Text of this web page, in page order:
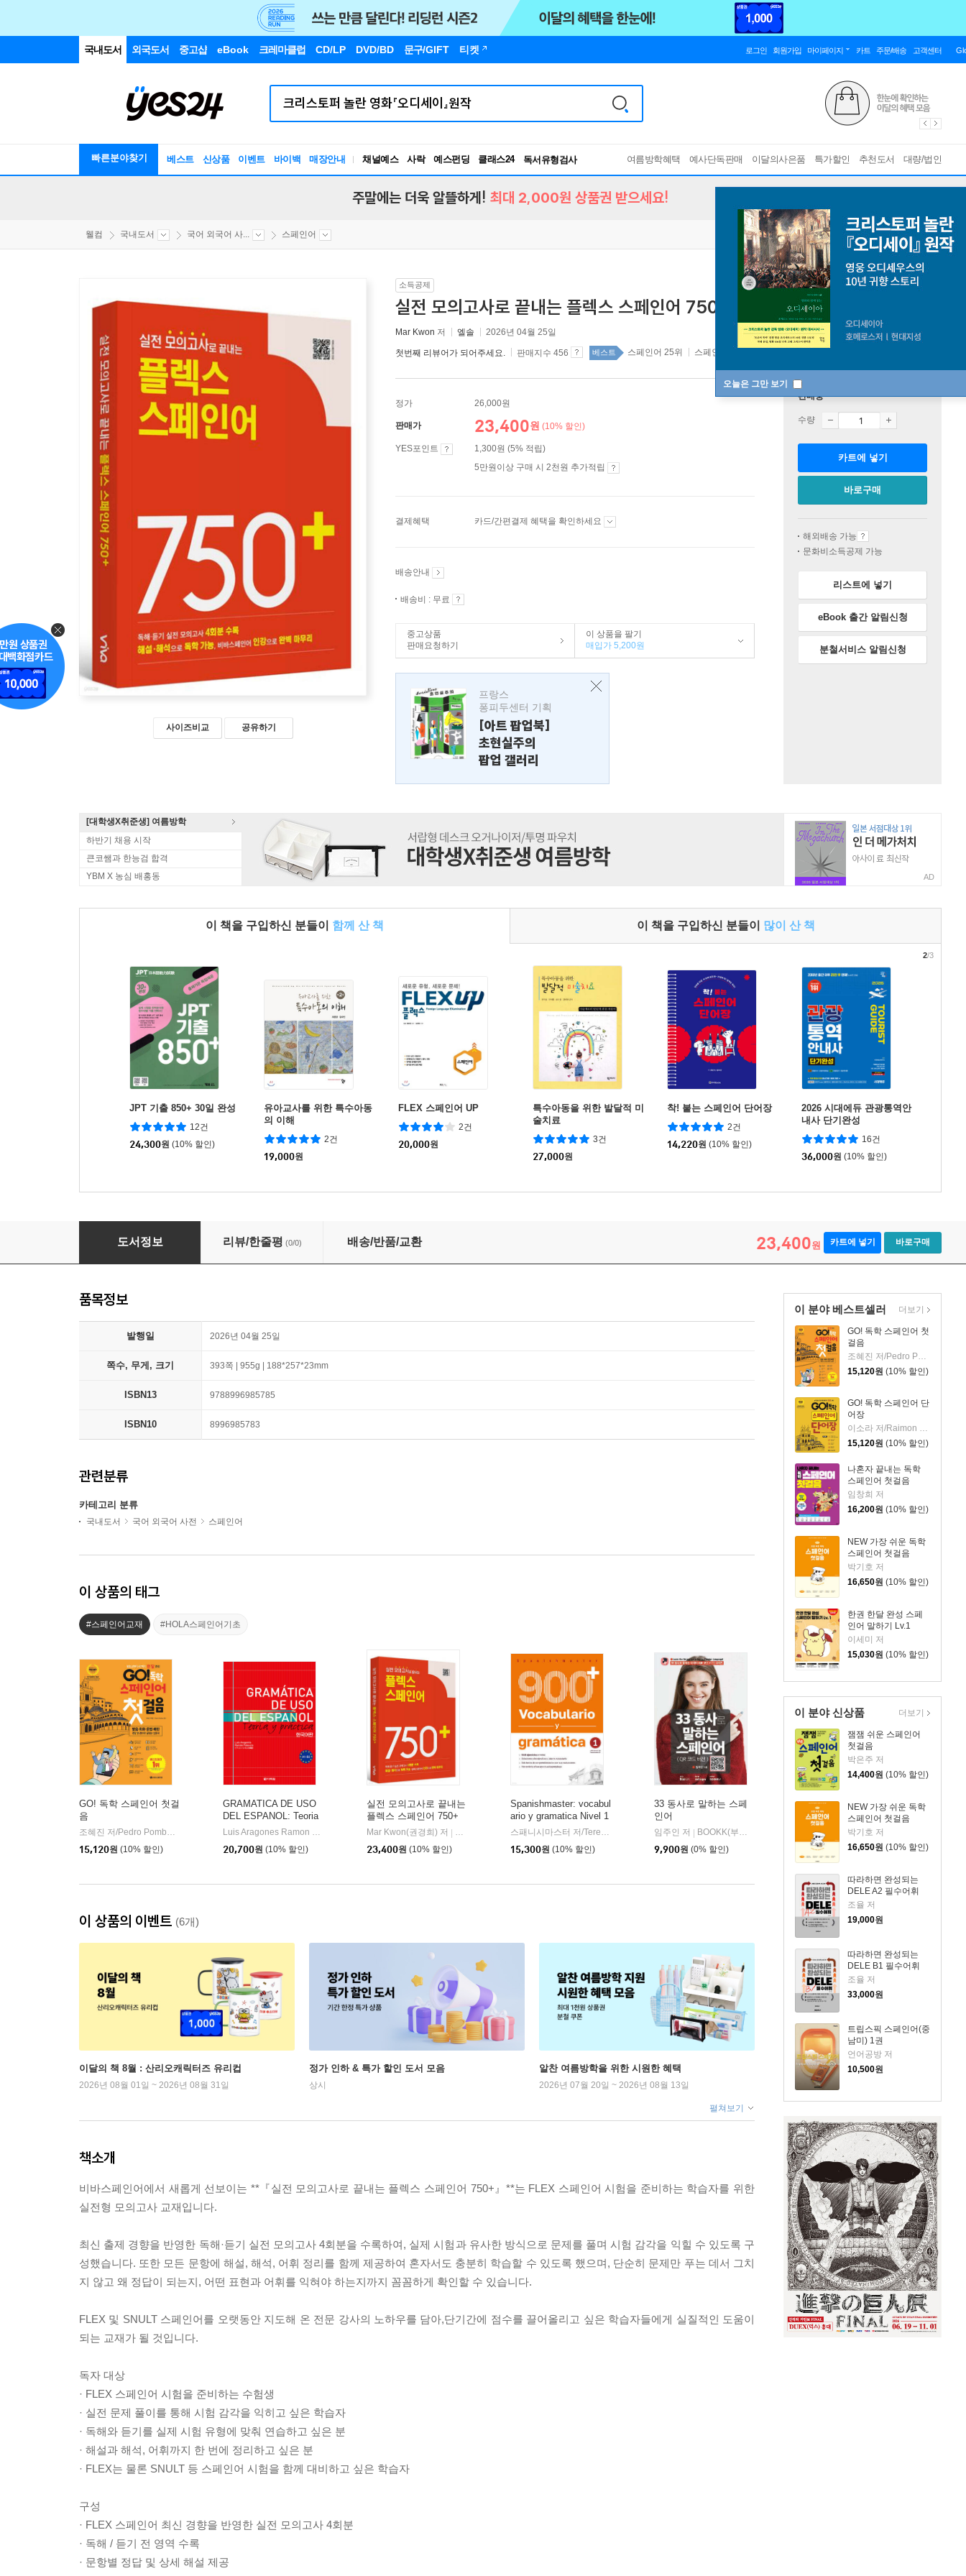
국내도서 외국도서 중고샵 eBook 크레마클럽 CD/LP DVD/BD 문구/GIFT 티켓 로그인 회원가입 마이페이지 카트 주문/배송 고객센터
빠른분야찾기 베스트 신상품 이벤트 바이백 매장안내 채널예스 사락 예스펀딩 클래스24
독서유형검사
RBTI Lab
여름방학혜택 예사단독판매 이달의사은품 특가할인 추천도서 대량/법인
오늘은 그만 보기
주말에는 더욱 알뜰하게! 최대 2,000원 상품권 받으세요!
웰컴 국내도서 국어 외국어 사... 스페인어
사이즈비교 공유하기
소득공제
실전 모의고사로 끝내는 플렉스 스페인어 750+
Mar Kwon 저 엘솔 2026년 04월 25일
첫번째 리뷰어가 되어주세요. 판매지수 456 베스트 스페인어 25위 스페인어 top20 9주
정가 26,000원
판매가 23,400원 (10% 할인)
YES포인트
1,300원 (5% 적립)
5만원이상 구매 시 2천원 추가적립
결제혜택 카드/간편결제 혜택을 확인하세요
배송안내
배송비 : 무료
중고상품
판매요청하기
이 상품을 팔기
매입가 5,200원
프랑스
퐁피두센터 기획
[아트 팝업북]
초현실주의
팝업 갤러리
판매중
수량
카트에 넣기
바로구매
해외배송 가능
문화비소득공제 가능
리스트에 넣기
eBook 출간 알림신청
분철서비스 알림신청
[대학생X취준생] 여름방학
하반기 채용 시작
큰코쌤과 한능검 합격
YBM X 농심 배홍동
AD
이 책을 구입하신 분들이 함께 산 책 이 책을 구입하신 분들이 많이 산 책
JPT 기출 850+ 30일 완성
12건
24,300원 (10% 할인)
유아교사를 위한 특수아동
의 이해
2건
19,000원
FLEX 스페인어 UP
2건
20,000원
특수아동을 위한 발달적 미
술치료
3건
27,000원
착! 붙는 스페인어 단어장
2건
14,220원 (10% 할인)
2026 시대에듀 관광통역안
내사 단기완성
16건
36,000원 (10% 할인)
2/3
실전 모의고사로 끝내는 플렉스 스페인어 750+
도서정보 리뷰/한줄평 (0/0) 배송/반품/교환 23,400원 카트에 넣기 바로구매
이 분야 베스트셀러
GO! 독학 스페인어 첫
걸음
조혜진 저/Pedro Pombo 감수
15,120원 (10% 할인)
GO! 독학 스페인어 단
어장
이소라 저/Raimon Blancafort 감수
15,120원 (10% 할인)
나혼자 끝내는 독학
스페인어 첫걸음
임창희 저
16,200원 (10% 할인)
NEW 가장 쉬운 독학
스페인어 첫걸음
박기호 저
16,650원 (10% 할인)
한권 한달 완성 스페
인어 말하기 Lv.1
이세미 저
15,030원 (10% 할인)
더보기
이 분야 신상품
잼잼 쉬운 스페인어
첫걸음
박은주 저
14,400원 (10% 할인)
NEW 가장 쉬운 독학
스페인어 첫걸음
박기호 저
16,650원 (10% 할인)
따라하면 완성되는
DELE A2 필수어휘
조율 저
19,000원
따라하면 완성되는
DELE B1 필수어휘
조율 저
33,000원
트립스픽 스페인어(중
남미) 1권
언어공방 저
10,500원
더보기
품목정보
발행일 2026년 04월 25일
쪽수, 무게, 크기 393쪽 | 955g | 188*257*23mm
ISBN13 9788996985785
ISBN10 8996985783
관련분류
카테고리 분류
국내도서 국어 외국어 사전 스페인어
이 상품의 태그
#스페인어교재 #HOLA스페인어기초
GO! 독학 스페인어 첫걸
음
조혜진 저/Pedro Pombo 감수
시원스쿨닷컴
15,120원 (10% 할인)
GRAMATICA DE USO
DEL ESPANOL: Teoria
y practica A1-B2 한국어Luis Aragones Ramon Palencia,정혜윤 공편저 | 다락원
20,700원 (10% 할인)
실전 모의고사로 끝내는
플렉스 스페인어 750+
Mar Kwon(권경희) 저
엘솔
23,400원 (10% 할인)
Spanishmaster: vocabul
ario y gramatica Nivel 1
(스패니시마스터 어휘와스패니시마스터 저/Teresa Novillo 감수
디지털헤럴드
15,300원 (10% 할인)
33 동사로 말하는 스페
인어
임주인 저
BOOKK(부크크)
9,900원 (0% 할인)
이 상품의 이벤트 (6개)
이달의 책 8월 : 산리오캐릭터즈 유리컵
2026년 08월 01일 ~ 2026년 08월 31일
정가 인하 & 특가 할인 도서 모음
상시
알찬 여름방학을 위한 시원한 혜택
2026년 07월 20일 ~ 2026년 08월 13일
펼쳐보기
책소개
비바스페인어에서 새롭게 선보이는 **『실전 모의고사로 끝내는 플렉스 스페인어 750+』**는 FLEX 스페인어 시험을 준비하는 학습자를 위한
실전형 모의고사 교재입니다.
최신 출제 경향을 반영한 독해·듣기 실전 모의고사 4회분을 수록하여, 실제 시험과 유사한 방식으로 문제를 풀며 시험 감각을 익힐 수 있도록 구
성했습니다. 또한 모든 문항에 해설, 해석, 어휘 정리를 함께 제공하여 혼자서도 충분히 학습할 수 있도록 했으며, 단순히 문제만 푸는 데서 그치
지 않고 왜 정답이 되는지, 어떤 표현과 어휘를 익혀야 하는지까지 꼼꼼하게 확인할 수 있습니다.
FLEX 및 SNULT 스페인어를 오랫동안 지도해 온 전문 강사의 노하우를 담아,단기간에 점수를 끌어올리고 싶은 학습자들에게 실질적인 도움이
되는 교재가 될 것입니다.
독자 대상
· FLEX 스페인어 시험을 준비하는 수험생
· 실전 문제 풀이를 통해 시험 감각을 익히고 싶은 학습자
· 독해와 듣기를 실제 시험 유형에 맞춰 연습하고 싶은 분
· 해설과 해석, 어휘까지 한 번에 정리하고 싶은 분
· FLEX는 물론 SNULT 등 스페인어 시험을 함께 대비하고 싶은 학습자
구성
· FLEX 스페인어 최신 경향을 반영한 실전 모의고사 4회분
· 독해 / 듣기 전 영역 수록
· 문항별 정답 및 상세 해설 제공